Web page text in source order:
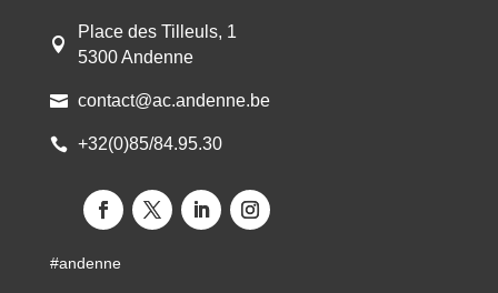

Place des Tilleuls, 1
5300 Andenne
 contact@ac.andenne.be
 +32(0)85/84.95.30
#andenne